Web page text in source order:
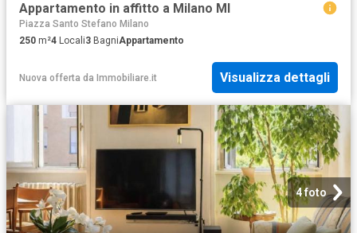
Appartamento in affitto a Milano MI
Piazza Santo Stefano Milano
250 m²4 Locali3 BagniAppartamento
Nuova offerta da Immobiliare.it Visualizza dettagli
4 foto